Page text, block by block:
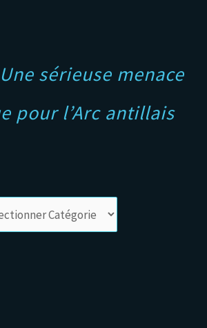
sérieuse menace
pour l’Arc antillais